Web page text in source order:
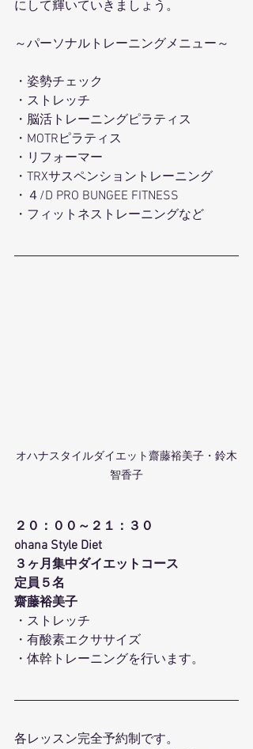
にして輝いていきましょう。
～パーソナルトレーニングメニュー～
・姿勢チェック
・ストレッチ
・脳活トレーニングピラティス
・MOTRピラティス
・リフォーマー
・TRXサスペンショントレーニング
・４/D PRO BUNGEE FITNESS
・フィットネストレーニングなど
オハナスタイルダイエット齋藤裕美子・鈴木
智香子
２０：００～２１：３０
ohana Style Diet
３ヶ月集中ダイエットコース
定員５名
齋藤裕美子
・ストレッチ
・有酸素エクササイズ
・体幹トレーニングを行います。
各レッスン完全予約制です。